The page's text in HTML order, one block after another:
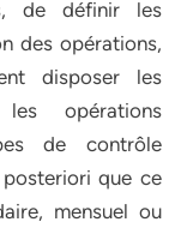
de définir les
des opérations,
disposer les
les opérations
de contrôle
que ce
mensuel ou